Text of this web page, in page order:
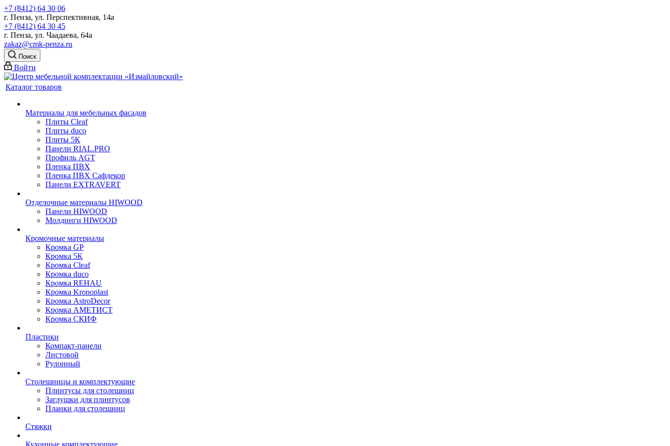
+7 (8412) 64 30 06
г. Пенза, ул. Перспективная, 14а
+7 (8412) 64 30 45
г. Пенза, ул. Чаадаева, 64а
zakaz@cmk-penza.ru
Поиск
Войти
Каталог товаров
Материалы для мебельных фасадов
Плиты Cleaf
Плиты duco
Плиты 5К
Панели RIAL.PRO
Профиль AGT
Пленка ПВХ
Пленка ПВХ Сафдекор
Панели EXTRAVERT
Отделочные материалы HIWOOD
Панели HIWOOD
Молдинги HIWOOD
Кромочные материалы
Кромка GP
Кромка 5К
Кромка Cleaf
Кромка duco
Кромка REHAU
Кромка Kronoplast
Кромка AstroDecor
Кромка АМЕТИСТ
Кромка СКИФ
Пластики
Компакт-панели
Листовой
Рулонный
Столешницы и комплектующие
Плинтусы для столешниц
Заглушки для плинтусов
Планки для столешниц
Стяжки
Кухонные комплектующие